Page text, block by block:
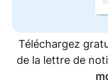
Téléchargez
de la lettre de